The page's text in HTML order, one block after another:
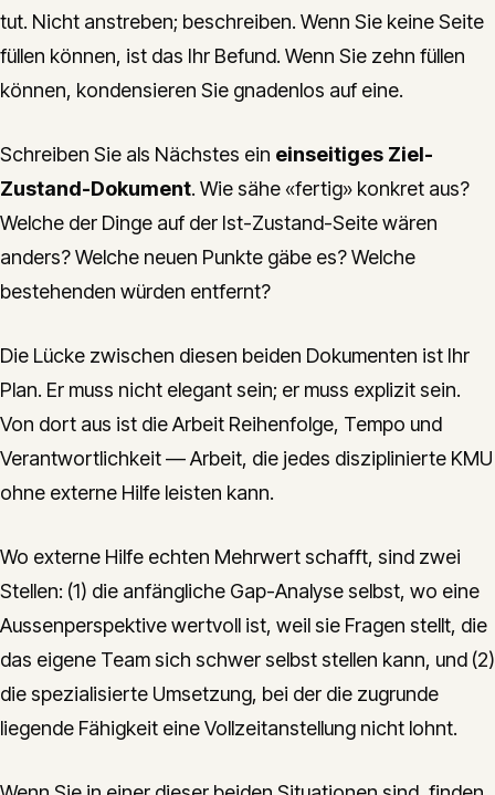
tut. Nicht anstreben; beschreiben. Wenn Sie keine Seite
füllen können, ist das Ihr Befund. Wenn Sie zehn füllen
können, kondensieren Sie gnadenlos auf eine.
Schreiben Sie als Nächstes ein einseitiges Ziel-
Zustand-Dokument. Wie sähe «fertig» konkret aus?
Welche der Dinge auf der Ist-Zustand-Seite wären
anders? Welche neuen Punkte gäbe es? Welche
bestehenden würden entfernt?
Die Lücke zwischen diesen beiden Dokumenten ist Ihr
Plan. Er muss nicht elegant sein; er muss explizit sein.
Von dort aus ist die Arbeit Reihenfolge, Tempo und
Verantwortlichkeit — Arbeit, die jedes disziplinierte KMU
ohne externe Hilfe leisten kann.
Wo externe Hilfe echten Mehrwert schafft, sind zwei
Stellen: (1) die anfängliche Gap-Analyse selbst, wo eine
Aussenperspektive wertvoll ist, weil sie Fragen stellt, die
das eigene Team sich schwer selbst stellen kann, und (2)
die spezialisierte Umsetzung, bei der die zugrunde
liegende Fähigkeit eine Vollzeitanstellung nicht lohnt.